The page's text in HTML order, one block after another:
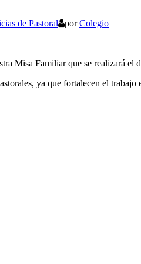
de Pastoral porColegio
Misa Familiar que se realizará
ya que fortalecen el